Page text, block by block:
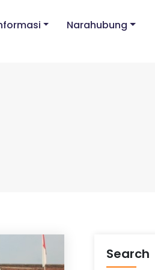
Narahubung
Search